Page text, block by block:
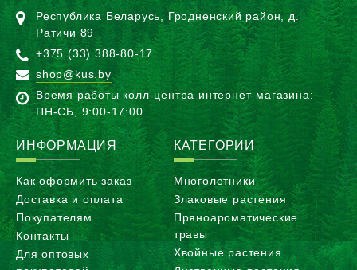
Республика Беларусь, Гродненский район, д.
Ратичи 89
+375 (33) 388-80-17
shop@kus.by
Время работы колл-центра интернет-магазина:
ПН-CБ, 9:00-17:00
ИНФОРМАЦИЯ
Как оформить заказ
Доставка и оплата
Покупателям
Контакты
Для оптовых
КАТЕГОРИИ
Многолетники
Злаковые растения
Пряноароматические
травы
Хвойные растения